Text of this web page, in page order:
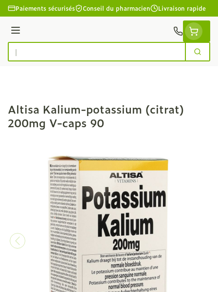
Aller au contenu
Paiements sécurisés Conseil du pharmacien Livraison rapide
Menu
Rechercher
Altisa Kalium-potassium (citrat)
200mg V-caps 90